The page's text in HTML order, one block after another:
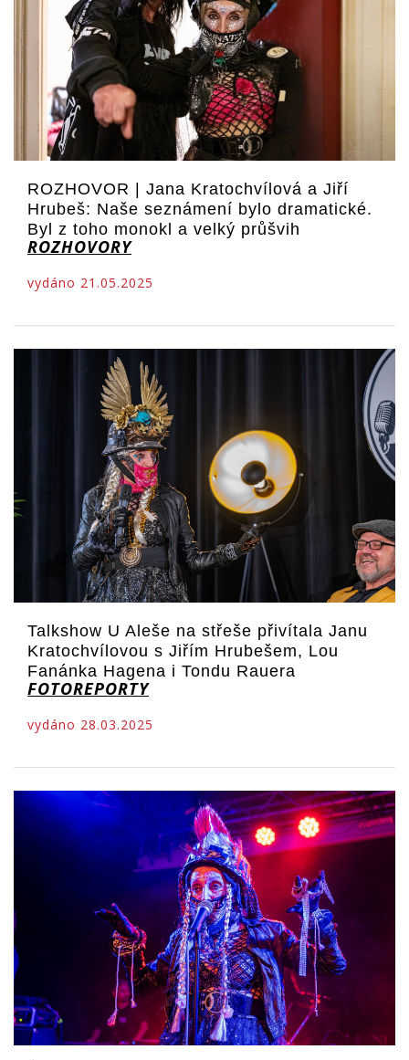
ROZHOVOR | Jana Kratochvílová a Jiří
Hrubeš: Naše seznámení bylo dramatické.
Byl z toho monokl a velký průšvih
ROZHOVORY
vydáno 21.05.2025
Talkshow U Aleše na střeše přivítala Janu
Kratochvílovou s Jiřím Hrubešem, Lou
Fanánka Hagena i Tondu Rauera
FOTOREPORTY
vydáno 28.03.2025